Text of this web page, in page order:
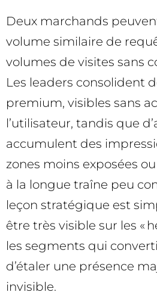
Deux marchands
volume similaire de
volumes de visites sans
Les leaders consolident
premium, visibles sans
l’utilisateur, tandis que
accumulent des
zones moins exposées
à la longue traîne peu
leçon stratégique est
être très visible sur les «
les segments qui
d’étaler une présence
invisible.